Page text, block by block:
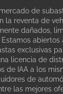
de
la reventa de
dañados,
exclusivas
licencia de
de IAA a los
de
las mejores